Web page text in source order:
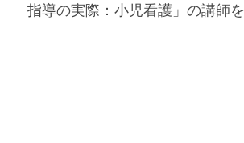
指導の実際：小児看護」の講師を